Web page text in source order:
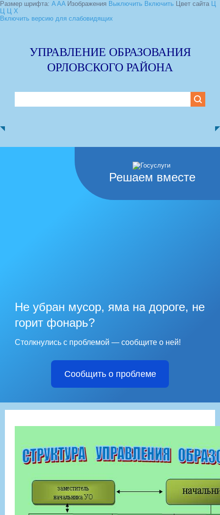
Размер шрифта: A AAИзображения Выключить Включить Цвет сайта Ц
Ц Ц Х
Включить версию для слабовидящих
УПРАВЛЕНИЕ ОБРАЗОВАНИЯ
ОРЛОВСКОГО РАЙОНА
Решаем вместе
Не убран мусор, яма на дороге, не
горит фонарь?
Столкнулись с проблемой — сообщите о ней!
Сообщить о проблеме